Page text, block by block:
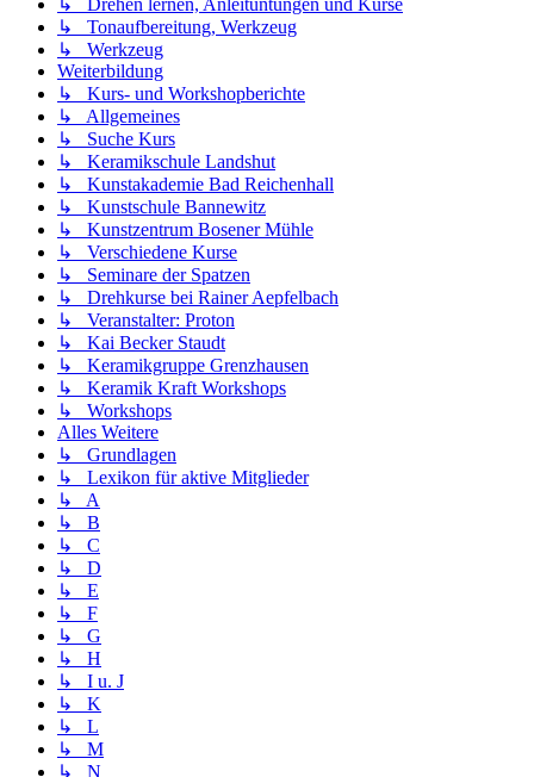
↳ Tonaufbereitung, Werkzeug
↳ Werkzeug
Weiterbildung
↳ Kurs- und Workshopberichte
↳ Allgemeines
↳ Suche Kurs
↳ Keramikschule Landshut
↳ Kunstakademie Bad Reichenhall
↳ Kunstschule Bannewitz
↳ Kunstzentrum Bosener Mühle
↳ Verschiedene Kurse
↳ Seminare der Spatzen
↳ Drehkurse bei Rainer Aepfelbach
↳ Veranstalter: Proton
↳ Kai Becker Staudt
↳ Keramikgruppe Grenzhausen
↳ Keramik Kraft Workshops
↳ Workshops
Alles Weitere
↳ Grundlagen
↳ Lexikon für aktive Mitglieder
↳ A
↳ B
↳ C
↳ D
↳ E
↳ F
↳ G
↳ H
↳ I u. J
↳ K
↳ L
↳ M
↳ N